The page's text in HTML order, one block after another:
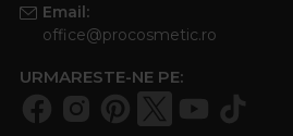
Email:
office@procosmetic.ro
URMARESTE-NE PE: